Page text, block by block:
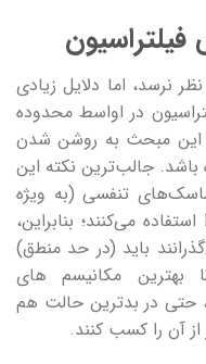
نرسد، اما دلایل زیادی
در اواسط محدوده
این مبحث به روشن شدن
جالب‌ترین نکته این
تنفسی (به ویژه
NIOSH) در آزمایشات خود از MPPS استفاده می‌کنند؛ بنابراین،
باید (در حد منطق)
بهترین مکانیسم های
حتی در بدترین حالت هم